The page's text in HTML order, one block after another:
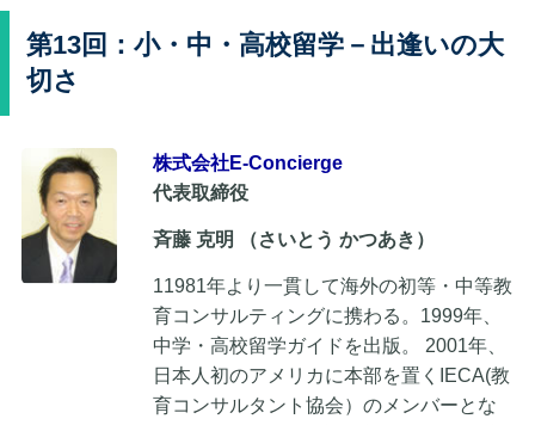
第13回：小・中・高校留学－出逢いの大
切さ
株式会社E-Concierge
代表取締役
斉藤 克明 （さいとう かつあき）
11981年より一貫して海外の初等・中等教
育コンサルティングに携わる。1999年、
中学・高校留学ガイドを出版。 2001年、
日本人初のアメリカに本部を置くIECA(教
育コンサルタント協会）のメンバーとな